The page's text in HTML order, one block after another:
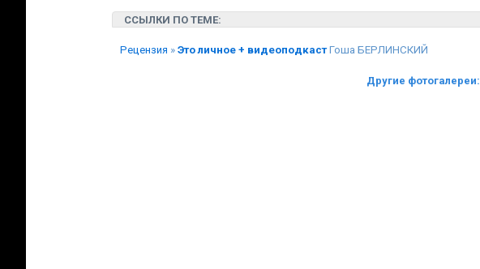
ССЫЛКИ ПО ТЕМЕ:
Рецензия » Это личное + видеоподкастГоша БЕРЛИНСКИЙ
Другие фотогалереи: